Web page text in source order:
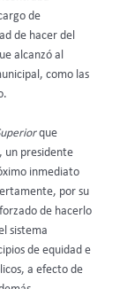
de
de hacer del
alcanzó al
como las
que
un presidente
inmediato
por su
de hacerlo
sistema
de equidad e
a efecto de